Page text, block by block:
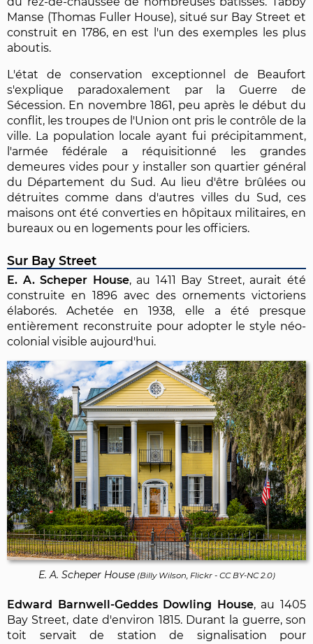
Manse (Thomas Fuller House), situé sur Bay Street et
construit en 1786, en est l'un des exemples les plus
aboutis.
L'état de conservation exceptionnel de Beaufort
s'explique paradoxalement par la Guerre de
Sécession. En novembre 1861, peu après le début du
conflit, les troupes de l'Union ont pris le contrôle de la
ville. La population locale ayant fui précipitamment,
l'armée fédérale a réquisitionné les grandes
demeures vides pour y installer son quartier général
du Département du Sud. Au lieu d'être brûlées ou
détruites comme dans d'autres villes du Sud, ces
maisons ont été converties en hôpitaux militaires, en
bureaux ou en logements pour les officiers.
Sur Bay Street
E. A. Scheper House, au 1411 Bay Street, aurait été
construite en 1896 avec des ornements victoriens
élaborés. Achetée en 1938, elle a été presque
entièrement reconstruite pour adopter le style néo-
colonial visible aujourd'hui.
E. A. Scheper House(Billy Wilson, Flickr- CC BY-NC 2.0)
Edward Barnwell-Geddes Dowling House, au 1405
Bay Street, date d'environ 1815. Durant la guerre, son
toit servait de station de signalisation pour